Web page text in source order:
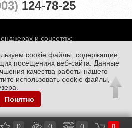
и соцсетях:
124-78-25
2026
Политика конфиденциальности
персональных данных
cookie файлы, содержащие
посещениях веб-сайта. Данные
качества работы нашего
использовать cookie файлы,
Понятно